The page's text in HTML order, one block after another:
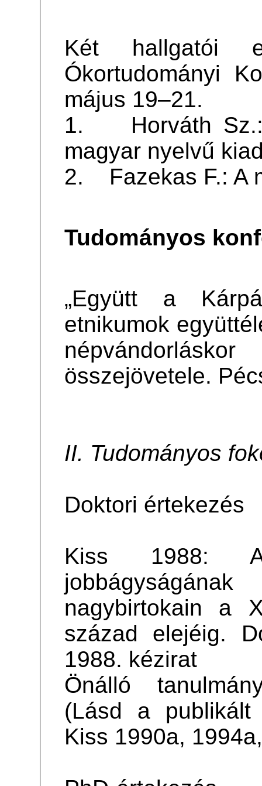
Két hallgatói
Ókortudományi
május 19–21.
1. Horváth Sz.:
magyar nyelvű
2. Fazekas F.: A
Tudományos
„Együtt a
etnikumok
összejövetele.
II. Tudományos
Doktori értekezés
Kiss 1988:
nagybirtokain a
század elejéig.
1988. kézirat
Önálló
(Lásd a publikált
Kiss 1990a,